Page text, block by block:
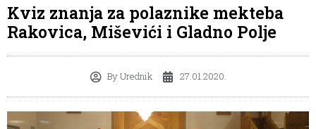
Kviz znanja za polaznike mekteba
Rakovica, Miševići i Gladno Polje
ByUrednik 27.01.2020.